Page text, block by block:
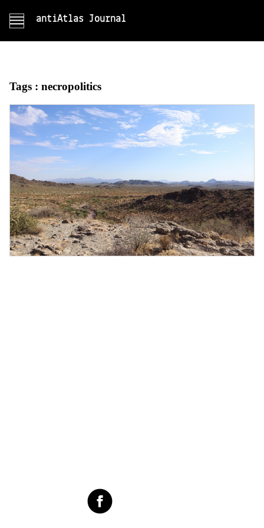
antiAtlas Journal
Tags : necropolitics